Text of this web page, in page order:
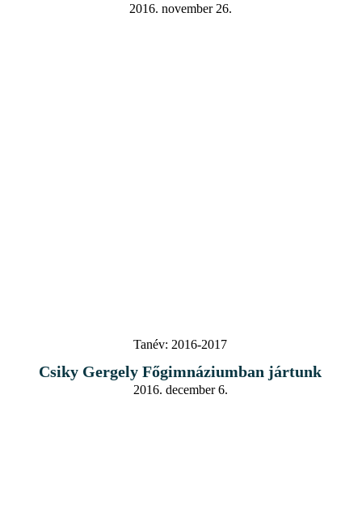
2016. november 26.
Tanév: 2016-2017
Csiky Gergely Főgimnáziumban jártunk
2016. december 6.